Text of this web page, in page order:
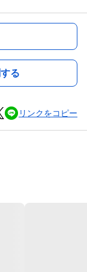
る
リンクをコピー